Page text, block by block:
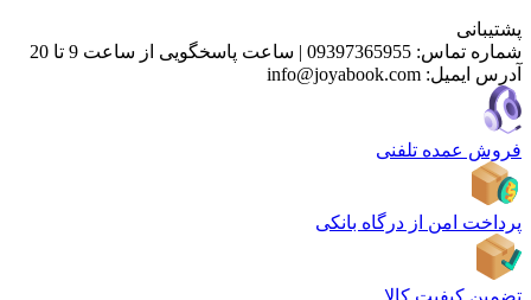
پشتیبانی
شماره تماس: 09397365955
| ساعت پاسخگویی از ساعت 9 تا 20
آدرس ایمیل: info@joyabook.com
فروش عمده تلفنی
پرداخت امن از درگاه بانکی